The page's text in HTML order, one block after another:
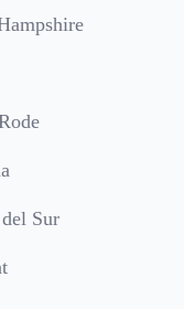
Sur